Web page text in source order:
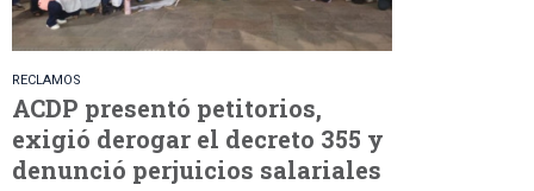
RECLAMOS
ACDP presentó petitorios,
exigió derogar el decreto 355 y
denunció perjuicios salariales